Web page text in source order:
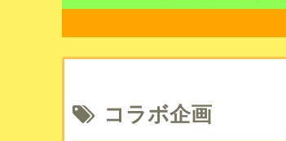
コラボ企画